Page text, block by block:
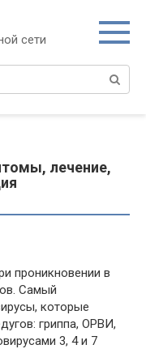
сети
лечение,
проникновении в
Самый
которые
гриппа, ОРВИ,
3, 4 и 7